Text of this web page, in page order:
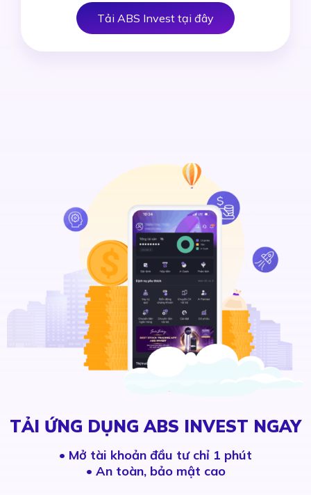
Tải ABS Invest tại đây
TẢI ỨNG DỤNG ABS INVEST NGAY
• Mở tài khoản đầu tư chỉ 1 phút
• An toàn, bảo mật cao